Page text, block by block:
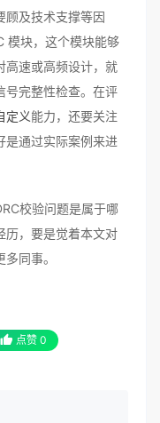
顾及技术支撑等因
模块，这个模块能够
高速或高频设计，就
号完整性检查。在评
定义能力，还要关注
是通过实际案例来进
校验问题是属于哪
历，要是觉着本文对
同事。
点赞 0